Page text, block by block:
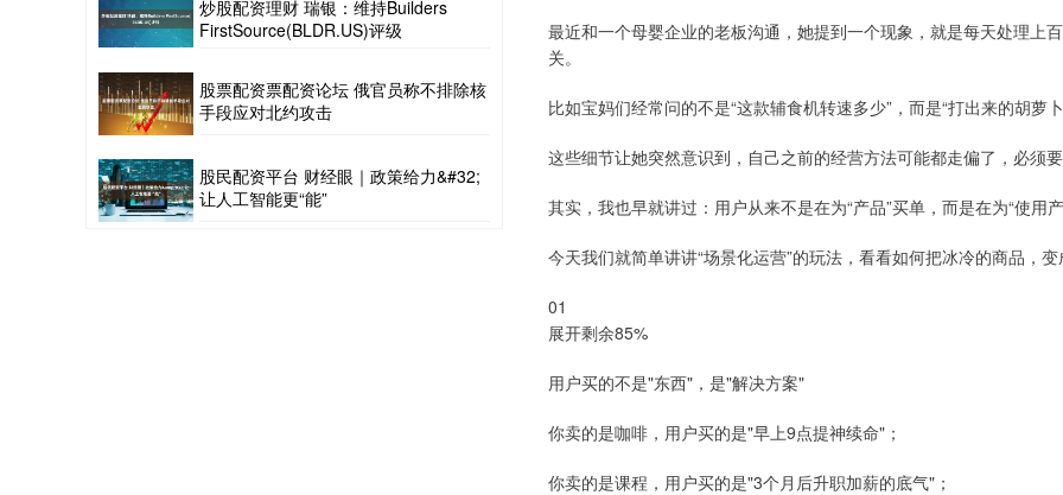
最近和一个母婴企业的老板沟通，她提到一个现象，就是每天处理上
关。
比如宝妈们经常问的不是“这款辅食机转速多少”，而是“打出来的胡萝
这些细节让她突然意识到，自己之前的经营方法可能都走偏了，必须
其实，我也早就讲过：用户从来不是在为“产品”买单，而是在为“使用
今天我们就简单讲讲“场景化运营”的玩法，看看如何把冰冷的商品，变
01
展开剩余85%
用户买的不是"东西"，是"解决方案"
你卖的是咖啡，用户买的是"早上9点提神续命"；
你卖的是课程，用户买的是"3个月后升职加薪的底气"；
炒股配资理财 瑞银：维持Builders
FirstSource(BLDR.US)评级
股票配资票配资论坛 俄官员称不排除核
手段应对北约攻击
股民配资平台 财经眼｜政策给力&#32;
让人工智能更“能”